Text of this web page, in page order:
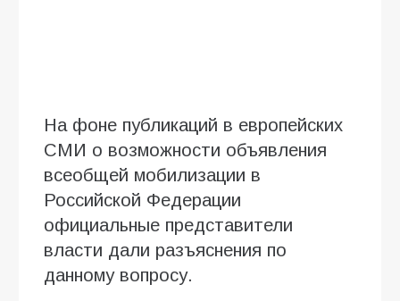
На фоне публикаций в европейских
СМИ о возможности объявления
всеобщей мобилизации в
Российской Федерации
официальные представители
власти дали разъяснения по
данному вопросу.